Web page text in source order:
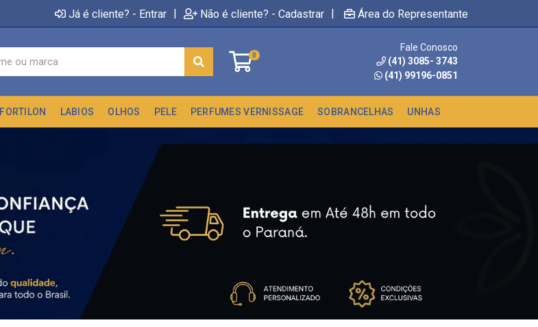
Já é cliente? - Entrar | Não é cliente? - Cadastrar | Área do Representante
0
Fale Conosco
(41) 3085- 3743
(41) 99196-0851
FORTILON LABIOS OLHOS PELE PERFUMES VERNISSAGE SOBRANCELHAS UNHAS